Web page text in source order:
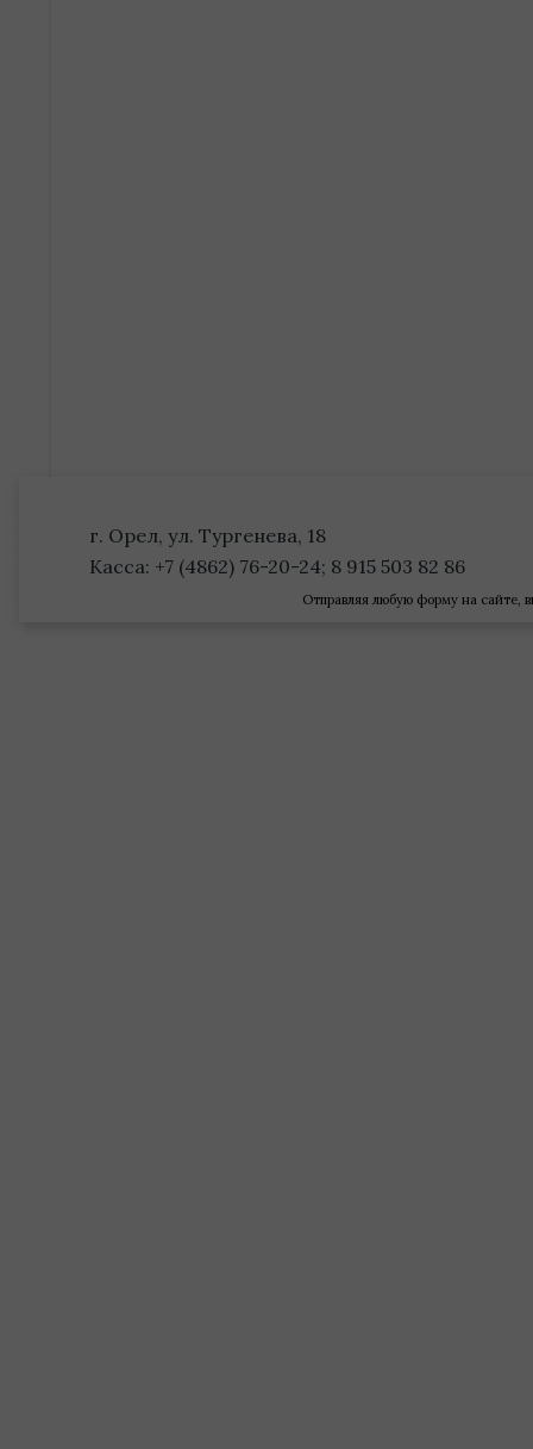
г. Орел, ул. Тургенева, 18
Касса: +7 (4862) 76-20-24; 8 915 503 82 86
Отправляя любую форму на сайте,